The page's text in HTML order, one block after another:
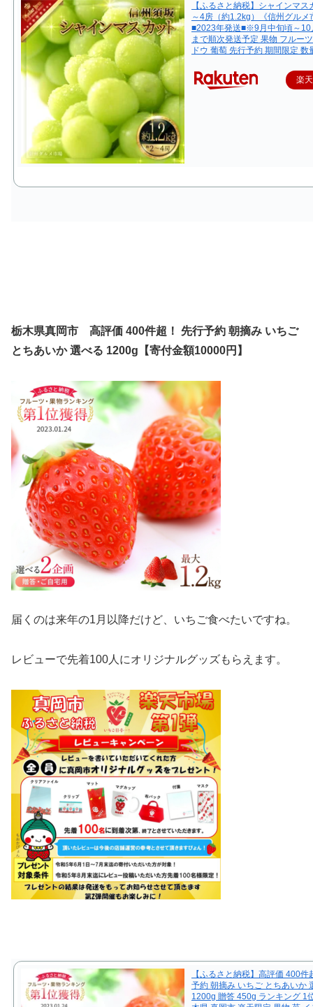
【ふるさと納税】シャインマス
～4房（約1.2kg）《信州グルメ
■2023年発送■※9月中旬頃～10
まで順次発送予定 果物 フルー
ドウ 葡萄 先行予約 期間限定 数
楽
栃木県真岡市 高評価 400件超！ 先行予約 朝摘み いちご
とちあいか 選べる 1200g 【寄付金額10000円 】
届くのは来年の1月以降だけど、いちご食べたいですね。
レビューで先着100人にオリジナルグッズもらえます。
【ふるさと納税】高評価 400件
予約 朝摘み いちご とちあいか
1200g 贈答 450g ランキング 1